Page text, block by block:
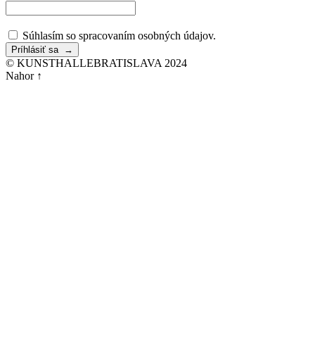
Súhlasím so spracovaním osobných údajov.
© KUNSTHALLEBRATISLAVA 2024
Nahor ↑